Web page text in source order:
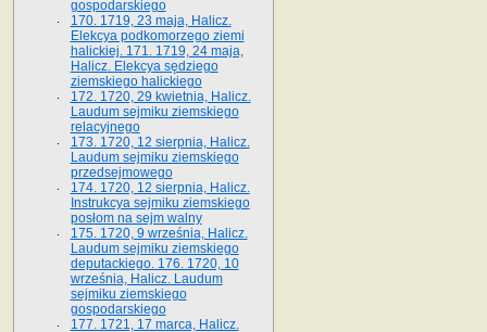
gospodarskiego
170. 1719, 23 maja, Halicz.
Elekcya podkomorzego ziemi
halickiej. 171. 1719, 24 maja,
Halicz. Elekcya sędziego
ziemskiego halickiego
172. 1720, 29 kwietnia, Halicz.
Laudum sejmiku ziemskiego
relacyjnego
173. 1720, 12 sierpnia, Halicz.
Laudum sejmiku ziemskiego
przedsejmowego
174. 1720, 12 sierpnia, Halicz.
Instrukcya sejmiku ziemskiego
posłom na sejm walny
175. 1720, 9 września, Halicz.
Laudum sejmiku ziemskiego
deputackiego. 176. 1720, 10
września, Halicz. Laudum
sejmiku ziemskiego
gospodarskiego
177. 1721, 17 marca, Halicz.